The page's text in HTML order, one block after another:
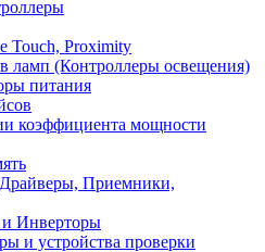
Touch, Proximity
ламп (Контроллеры освещения)
питания
коэффициента мощности
Приемники,
и Инверторы
и устройства проверки